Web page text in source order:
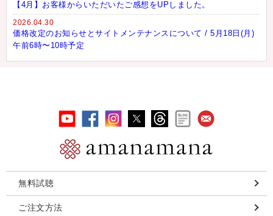
【4月】お客様からいただいたご感想をUPしました。
2026.04.30
価格改定のお知らせとサイトメンテナンスについて / 5月18日(月)
午前6時〜10時予定
無料試聴
ご注文方法